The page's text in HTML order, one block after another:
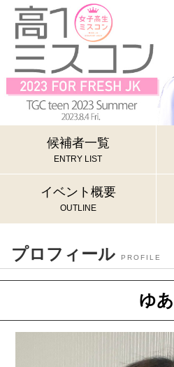
候補者一覧
ENTRY LIST
イベント概要
OUTLINE
プロフィール PROFILE
ゆあ